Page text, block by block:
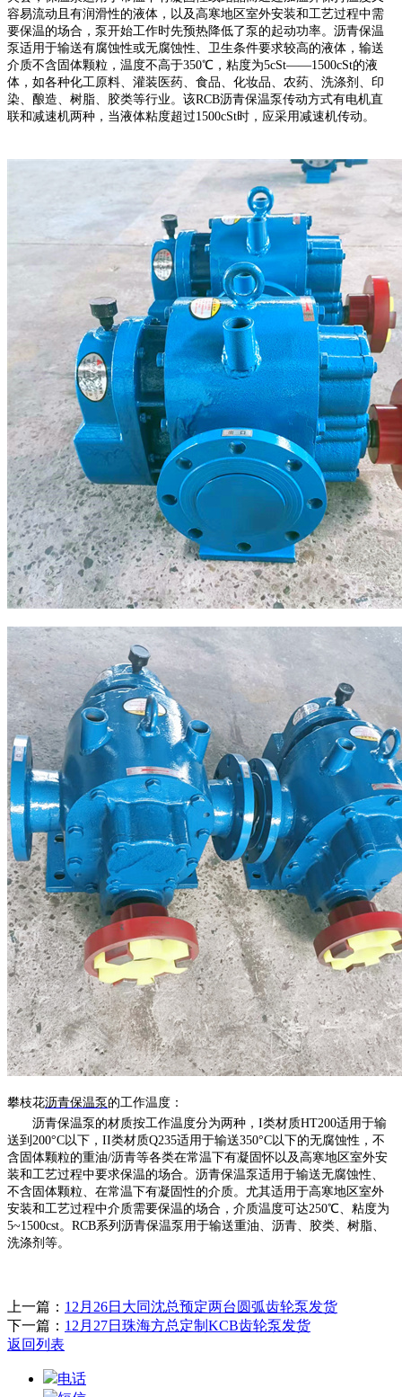
容易流动且有润滑性的液体，以及高寒地区室外安装和工艺过程中需
要保温的场合，泵开始工作时先预热降低了泵的起动功率。沥青保温
泵适用于输送有腐蚀性或无腐蚀性、卫生条件要求较高的液体，输送
介质不含固体颗粒，温度不高于350℃，粘度为5cSt——1500cSt的液
体，如各种化工原料、灌装医药、食品、化妆品、农药、洗涤剂、印
染、酿造、树脂、胶类等行业。该RCB沥青保温泵传动方式有电机直
联和减速机两种，当液体粘度超过1500cSt时，应采用减速机传动。
攀枝花沥青保温泵 的工作温度：
沥青保温泵的材质按工作温度分为两种， I类材质HT200适用于输
送到200°C以下，II类材质Q235适用于输送350°C以下的无腐蚀性，不
含固体颗粒的重油/沥青等各类在常温下有凝固怀以及高寒地区室外安
装和工艺过程中要求保温的场合。沥青保温泵适用于输送无腐蚀性、
不含固体颗粒、在常温下有凝固性的介质。尤其适用于高寒地区室外
安装和工艺过程中介质需要保温的场合，介质温度可达250℃、粘度为
5~1500cst。RCB系列沥青保温泵用于输送重油、沥青、胶类、树脂、
洗涤剂等。
上一篇： 12月26日大同沈总预定两台圆弧齿轮泵发货
下一篇： 12月27日珠海方总定制KCB齿轮泵发货
返回列表
电话